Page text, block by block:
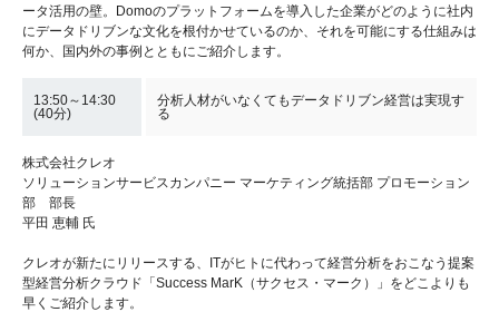
ータ活用の壁。Domoのプラットフォームを導入した企業がどのように社内
にデータドリブンな文化を根付かせているのか、それを可能にする仕組みは
何か、国内外の事例とともにご紹介します。
13:50～14:30
(40分)
分析人材がいなくてもデータドリブン経営は実現す
る
株式会社クレオ
ソリューションサービスカンパニー マーケティング統括部 プロモーション
部 部長
平田 恵輔 氏
クレオが新たにリリースする、ITがヒトに代わって経営分析をおこなう提案
型経営分析クラウド「Success MarK（サクセス・マーク）」をどこよりも
早くご紹介します。